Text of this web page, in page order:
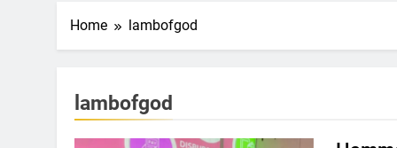
Home lambofgod
lambofgod